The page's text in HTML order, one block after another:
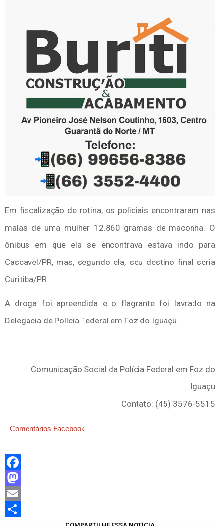
Em fiscalização de rotina, os policiais encontraram nas
malas de uma mulher 12.860 gramas de maconha. O
ônibus em que ela se encontrava estava indo para
Cascavel/PR, mas, segundo ela, seu destino final seria
Curitiba/PR.
A droga foi apreendida e o flagrante foi lavrado na
Delegacia de Polícia Federal em Foz do Iguaçu.
Comunicação Social da Polícia Federal em Foz do
Iguaçu
Contato: (45) 3576-5515
Comentários Facebook
Facebook
Mastodon
Email